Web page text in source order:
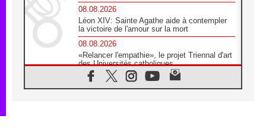
08.08.2026
Léon XIV: Sainte Agathe aide à contempler
la victoire de l'amour sur la mort
08.08.2026
«Relancer l'empathie», le projet Triennal d'art
des Universités catholiques
08.08.2026
Signis 2026, donner la parole aux religieuses